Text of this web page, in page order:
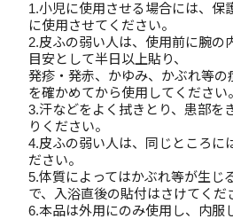
1.小児に使用させる場合には、保
に使用させてください。
2.皮ふの弱い人は、使用前に腕の
目安として半日以上貼り、
発疹・発赤、かゆみ、かぶれ等の
を確かめてから使用してください。
3.汗などをよく拭きとり、患部を
りください。
4.皮ふの弱い人は、同じところに
ださい。
5.体質によってはかぶれ等が生じ
で、入浴直後の貼付はさけてくだ
6.本品は外用にのみ使用し、内服